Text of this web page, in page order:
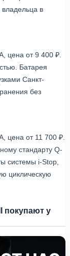
владельца в
цена от 9 400 ₽.
Батарея
Санкт-
без
цена от 11 700 ₽.
стандарту Q-
системы i-Stop,
циклическую
покупают у